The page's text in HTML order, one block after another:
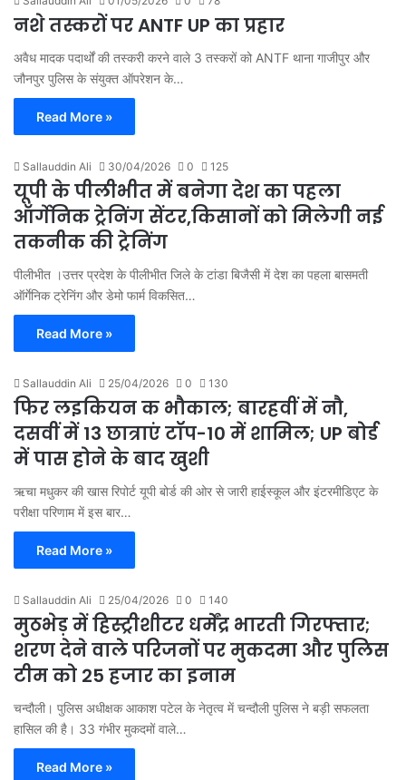
नशे तस्करों पर ANTF UP का प्रहार
अवैध मादक पदार्थों की तस्करी करने वाले 3 तस्करों को ANTF थाना गाजीपुर और
जौनपुर पुलिस के संयुक्त ऑपरेशन के…
Read More »
Sallauddin Ali 30/04/2026 0 125
यूपी के पीलीभीत में बनेगा देश का पहला
ऑर्गेनिक ट्रेनिंग सेंटर,किसानों को मिलेगी नई
तकनीक की ट्रेनिंग
पीलीभीत ।उत्तर प्रदेश के पीलीभीत जिले के टांडा बिजैसी में देश का पहला बासमती
ऑर्गेनिक ट्रेनिंग और डेमो फार्म विकसित…
Read More »
Sallauddin Ali 25/04/2026 0 130
फिर लइकियन क भौकाल; बारहवीं में नाै,
दसवीं में 13 छात्राएं टॉप-10 में शामिल; UP बोर्ड
में पास होने के बाद खुशी
ऋचा मधुकर की खास रिपोर्ट यूपी बोर्ड की ओर से जारी हाईस्कूल और इंटरमीडिएट के
परीक्षा परिणाम में इस बार…
Read More »
Sallauddin Ali 25/04/2026 0 140
मुठभेड़ में हिस्ट्रीशीटर धर्मेंद्र भारती गिरफ्तार;
शरण देने वाले परिजनों पर मुकदमा और पुलिस
टीम को 25 हजार का इनाम
चन्दौली। पुलिस अधीक्षक आकाश पटेल के नेतृत्व में चन्दौली पुलिस ने बड़ी सफलता
हासिल की है। 33 गंभीर मुकदमों वाले…
Read More »